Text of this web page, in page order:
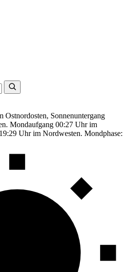
Ostnordosten, Sonnenuntergang
Mondaufgang 00:27 Uhr im
Uhr im Nordwesten. Mondphase: